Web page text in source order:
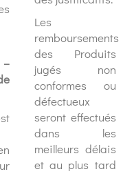
Les
remboursements
des Produits
jugés non
conformes ou
défectueux
seront effectués
dans les
meilleurs délais
et au plus tard